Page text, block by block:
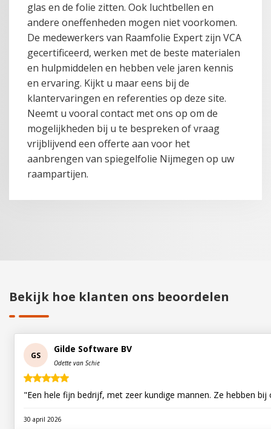
glas en de folie zitten. Ook luchtbellen en
andere oneffenheden mogen niet voorkomen.
De medewerkers van Raamfolie Expert zijn VCA
gecertificeerd, werken met de beste materialen
en hulpmiddelen en hebben vele jaren kennis
en ervaring. Kijkt u maar eens bij de
klantervaringen en referenties op deze site.
Neemt u vooral contact met ons op om de
mogelijkheden bij u te bespreken of vraag
vrijblijvend een offerte aan voor het
aanbrengen van spiegelfolie Nijmegen op uw
raampartijen.
Bekijk hoe klanten ons beoordelen
GS
Gilde Software BV
Odette van Schie
"Een hele fijn bedrijf, met zeer kundige mannen. Ze hebben
30 april 2026